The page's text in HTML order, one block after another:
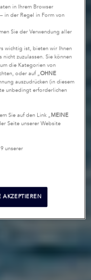
in Ihrem Browser
in der Regel in Form von
Sie der Verwendung aller
wichtig ist, bieten wir Ihnen
zuzulassen. Sie können
die Kategorien von
oder auf „OHNE
auszudrücken (in diesem
unbedingt erforderlichen
Sie auf den Link „MEINE
Seite unserer Website
unserer
AKZEPTIEREN